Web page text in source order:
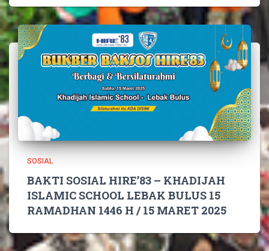
SOSIAL
BAKTI SOSIAL HIRE’83 – KHADIJAH
ISLAMIC SCHOOL LEBAK BULUS 15
RAMADHAN 1446 H / 15 MARET 2025